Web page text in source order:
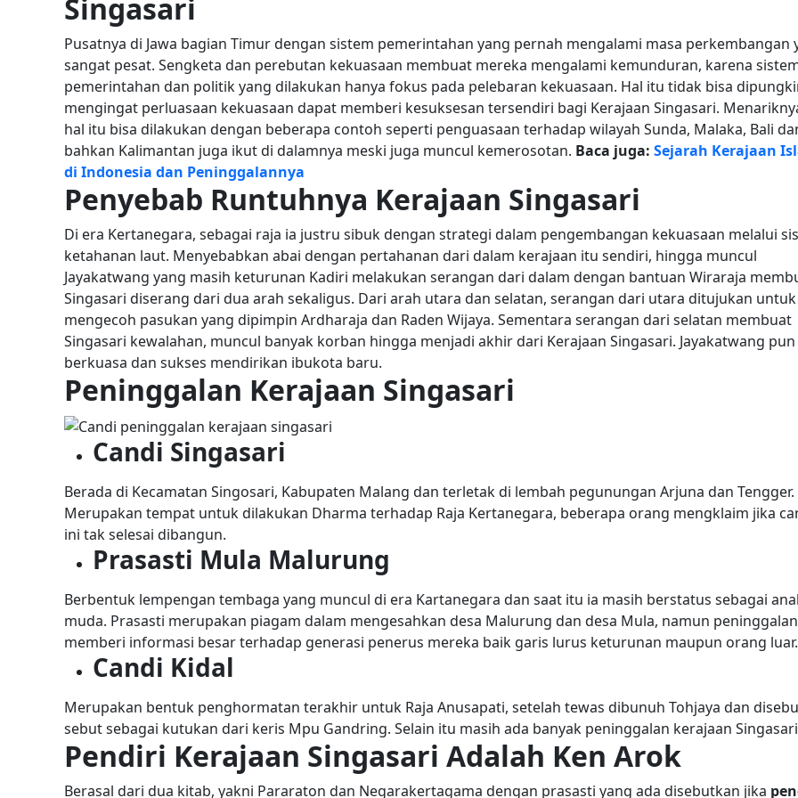
Singasari
Pusatnya di Jawa bagian Timur dengan sistem pemerintahan yang pernah mengalami masa perkembangan
sangat pesat. Sengketa dan perebutan kekuasaan membuat mereka mengalami kemunduran, karena
pemerintahan dan politik yang dilakukan hanya fokus pada pelebaran kekuasaan. Hal itu tidak bisa
mengingat perluasaan kekuasaan dapat memberi kesuksesan tersendiri bagi Kerajaan Singasari.
hal itu bisa dilakukan dengan beberapa contoh seperti penguasaan terhadap wilayah Sunda, Malaka, Bali
bahkan Kalimantan juga ikut di dalamnya meski juga muncul kemerosotan. Baca juga: Sejarah Kerajaan
di Indonesia dan Peninggalannya
Penyebab Runtuhnya Kerajaan Singasari
Di era Kertanegara, sebagai raja ia justru sibuk dengan strategi dalam pengembangan kekuasaan melalui
ketahanan laut. Menyebabkan abai dengan pertahanan dari dalam kerajaan itu sendiri, hingga muncul
Jayakatwang yang masih keturunan Kadiri melakukan serangan dari dalam dengan bantuan Wiraraja
Singasari diserang dari dua arah sekaligus. Dari arah utara dan selatan, serangan dari utara ditujukan untuk
mengecoh pasukan yang dipimpin Ardharaja dan Raden Wijaya. Sementara serangan dari selatan membuat
Singasari kewalahan, muncul banyak korban hingga menjadi akhir dari Kerajaan Singasari. Jayakatwang pun
berkuasa dan sukses mendirikan ibukota baru.
Peninggalan Kerajaan Singasari
Candi Singasari
Berada di Kecamatan Singosari, Kabupaten Malang dan terletak di lembah pegunungan Arjuna dan Tengger.
Merupakan tempat untuk dilakukan Dharma terhadap Raja Kertanegara, beberapa orang mengklaim jika
ini tak selesai dibangun.
Prasasti Mula Malurung
Berbentuk lempengan tembaga yang muncul di era Kartanegara dan saat itu ia masih berstatus sebagai
muda. Prasasti merupakan piagam dalam mengesahkan desa Malurung dan desa Mula, namun
memberi informasi besar terhadap generasi penerus mereka baik garis lurus keturunan maupun orang luar.
Candi Kidal
Merupakan bentuk penghormatan terakhir untuk Raja Anusapati, setelah tewas dibunuh Tohjaya dan
sebut sebagai kutukan dari keris Mpu Gandring. Selain itu masih ada banyak peninggalan kerajaan
Pendiri Kerajaan Singasari Adalah Ken Arok
Berasal dari dua kitab, yakni Pararaton dan Negarakertagama dengan prasasti yang ada disebutkan jika